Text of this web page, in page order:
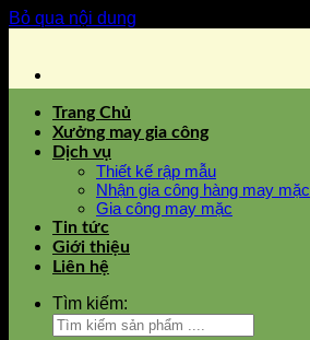
Bỏ qua nội dung
Trang Chủ
Xưởng may gia công
Dịch vụ
Thiết kế rập mẫu
Nhận gia công hàng may mặc
Gia công may mặc
Tin tức
Giới thiệu
Liên hệ
Tìm kiếm: